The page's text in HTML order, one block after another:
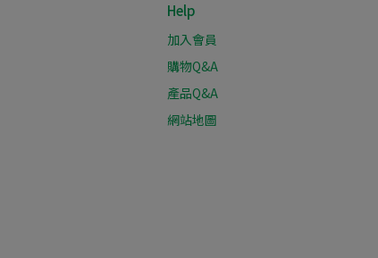
Help
加入會員
購物Q&A
產品Q&A
網站地圖